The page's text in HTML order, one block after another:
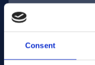
Consent
E-posta adresi:
Şirket İsim: